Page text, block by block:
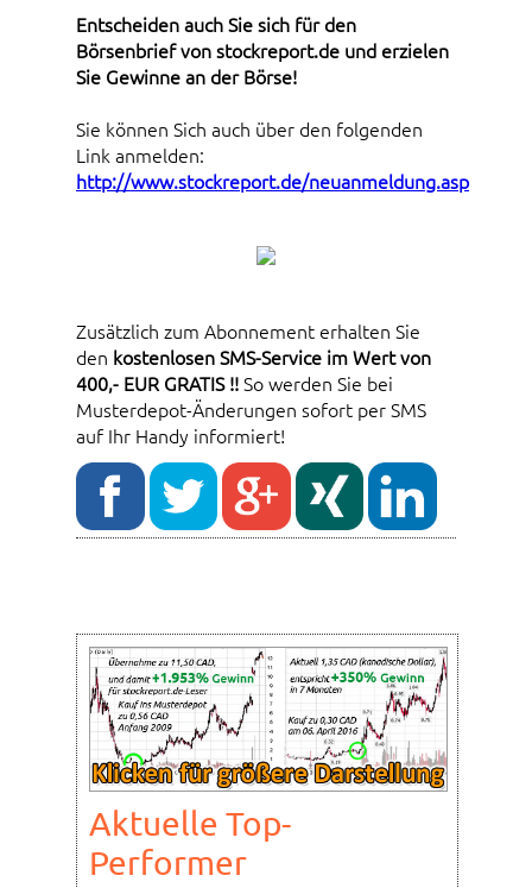
Entscheiden auch Sie sich für den
Börsenbrief von stockreport.de und erzielen
Sie Gewinne an der Börse!
Sie können Sich auch über den folgenden
Link anmelden:
http://www.stockreport.de/neuanmeldung.asp
Zusätzlich zum Abonnement erhalten Sie
den kostenlosen SMS-Service im Wert von
400,- EUR GRATIS !!So werden Sie bei
Musterdepot-Änderungen sofort per SMS
auf Ihr Handy informiert!
Aktuelle Top-
Performer